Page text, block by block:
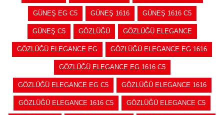
GÜNEŞ EG C5 GÜNEŞ 1616 GÜNEŞ 1616 C5
GÜNEŞ C5 GÖZLÜĞÜ GÖZLÜĞÜ ELEGANCE
GÖZLÜĞÜ ELEGANCE EG GÖZLÜĞÜ ELEGANCE EG 1616
GÖZLÜĞÜ ELEGANCE EG 1616 C5
GÖZLÜĞÜ ELEGANCE EG C5 GÖZLÜĞÜ ELEGANCE 1616
GÖZLÜĞÜ ELEGANCE 1616 C5 GÖZLÜĞÜ ELEGANCE C5